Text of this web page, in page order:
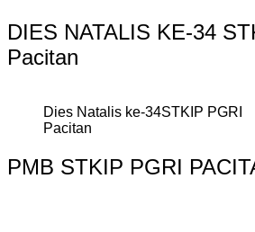
DIES NATALIS KE-34
Pacitan
Dies Natalis ke-34STKIP PGRI
Pacitan
PMB STKIP PGRI